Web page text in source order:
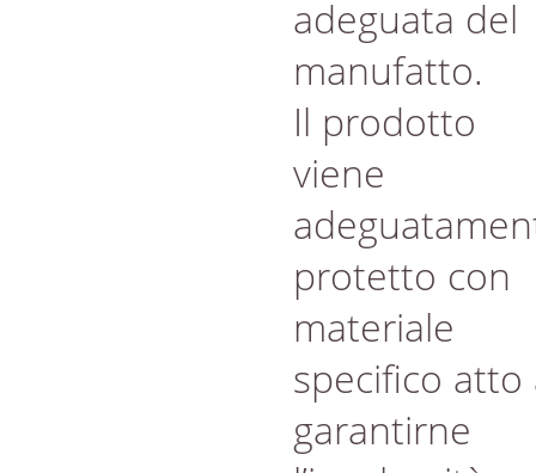
adeguata del
manufatto.
Il prodotto
viene
protetto con
materiale
specifico atto
garantirne